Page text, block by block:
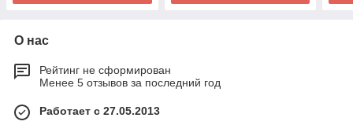
О нас
Рейтинг не сформирован
Менее 5 отзывов за последний год
Работает с 27.05.2013